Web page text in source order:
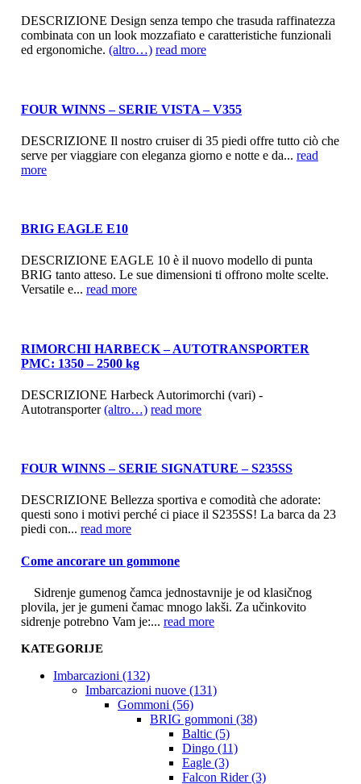
DESCRIZIONE Design senza tempo che trasuda raffinatezza
combinata con un look mozzafiato e caratteristiche funzionali
ed ergonomiche. (altro…) read more
FOUR WINNS – SERIE VISTA – V355
DESCRIZIONE Il nostro cruiser di 35 piedi offre tutto ciò che
serve per viaggiare con eleganza giorno e notte e da... read
more
BRIG EAGLE E10
DESCRIZIONE EAGLE 10 è il nuovo modello di punta
BRIG tanto atteso. Le sue dimensioni ti offrono molte scelte.
Versatile e... read more
RIMORCHI HARBECK – AUTOTRANSPORTER
PMC: 1350 – 2500 kg
DESCRIZIONE Harbeck Autorimorchi (vari) -
Autotransporter(altro…) read more
FOUR WINNS – SERIE SIGNATURE – S235SS
DESCRIZIONE Bellezza sportiva e comodità che adorate:
questi sono i motivi perché ci piace il S235SS! La barca da 23
piedi con... read more
Come ancorare un gommone
Sidrenje gumenog čamca jednostavnije je od klasičnog
plovila, jer je gumeni čamac mnogo lakši. Za učinkovito
sidrenje potrebno Vam je:... read more
KATEGORIJE
Imbarcazioni (132)
Imbarcazioni nuove (131)
Gommoni (56)
BRIG gommoni (38)
Baltic (5)
Dingo (11)
Eagle (3)
Falcon Rider (3)